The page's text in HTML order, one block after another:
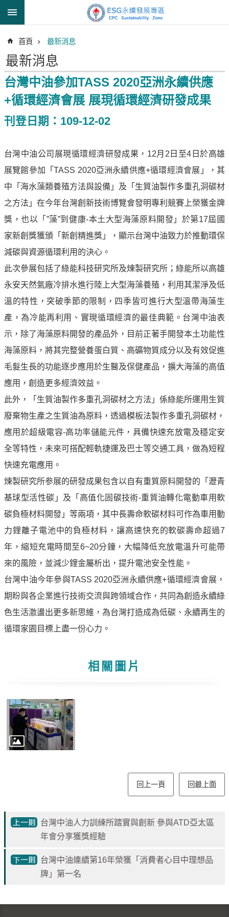
跳到主要內容區塊
階
搜
尋
明
油
誠
信
治
理
信
譽
油
品
牌
神
零
中
油
色
守
護
友
愛
油
深
耕
懷
續
供
應
最
消
區
中
油
導
覽
意
見
首頁 最新消息
最新消息
台灣中油參加TASS 2020亞洲永續供應
+循環經濟會展 展現循環經濟研發成果
刊登日期：109-12-02
台灣中油公司展現循環經濟研發成果，12月2日至4日於高雄
展覽館參加「TASS 2020亞洲永續供應+循環經濟會展」，其
中「海水藻類養殖方法與設備」及「生質油製作多重孔洞碳材
之方法」在今年台灣創新技術博覽會發明專利競賽上榮獲金牌
獎，也以「”藻”到健康-本土大型海藻原料開發」於第17屆國
家新創獎獲頒「新創精進獎」，顯示台灣中油致力於推動環保
減碳與資源循環利用的決心。
此次參展包括了綠能科技研究所及煉製研究所；綠能所以高雄
永安天然氣廠冷排水進行陸上大型海藻養殖，利用其潔淨及低
溫的特性，突破季節的限制，四季皆可進行大型溫帶海藻生
產，為冷能再利用、實現循環經濟的最佳典範。台灣中油表
示，除了海藻原料開發的產品外，目前正著手開發本土功能性
海藻原料，將其完整營養蛋白質、高礦物質成分以及有效促進
毛髮生長的功能逐步應用於生醫及保健產品，擴大海藻的高值
應用，創造更多經濟效益。
此外，「生質油製作多重孔洞碳材之方法」係綠能所運用生質
廢棄物生產之生質油為原料，透過模板法製作多重孔洞碳材，
應用於超級電容-高功率儲能元件，具備快速充放電及穩定安
全等特性，未來可搭配輕軌捷運及巴士等交通工具，做為短程
快速充電應用。
煉製研究所参展的研發成果包含以自有重質原料開發的「瀝青
基球型活性碳」及「高值化固碳技術-重質油轉化電動車用軟
碳負極材料開發」等兩項，其中長壽命軟碳材料可作為車用動
力鋰離子電池中的負極材料，讓高速快充的軟碳壽命超過7
年，縮短充電時間至6~20分鐘，大幅降低充放電溫升可能帶
來的風險，並減少鋰金屬析出，提升電池安全性能。
台灣中油今年參與TASS 2020亞洲永續供應+循環經濟會展，
期盼與各企業進行技術交流與跨領域合作，共同為創造永續綠
色生活激盪出更多新思維，為台灣打造成為低碳、永續再生的
循環家園目標上盡一份心力。
相關圖片
回上一頁 回最上面
台灣中油人力訓練所踏實與創新 參與ATD亞太區
年會分享獲獎經驗
台灣中油連續第16年榮獲「消費者心目中理想品
牌」第一名